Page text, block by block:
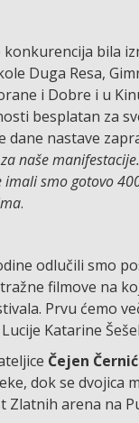
bila
Duga Resa,
i Dobre i u
besplatan za
nastave
naše
smo gotovo
.
odlučili smo
filmove na
Prvu ćemo
Lucije Katarine
Čejen
dok se dvojica
Zlatnih arena na